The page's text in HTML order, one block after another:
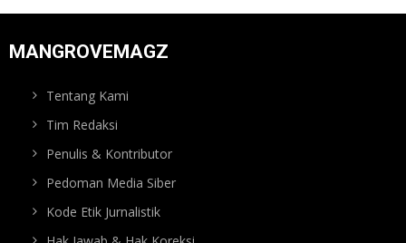
MANGROVEMAGZ
Tentang Kami
Tim Redaksi
Penulis & Kontributor
Pedoman Media Siber
Kode Etik Jurnalistik